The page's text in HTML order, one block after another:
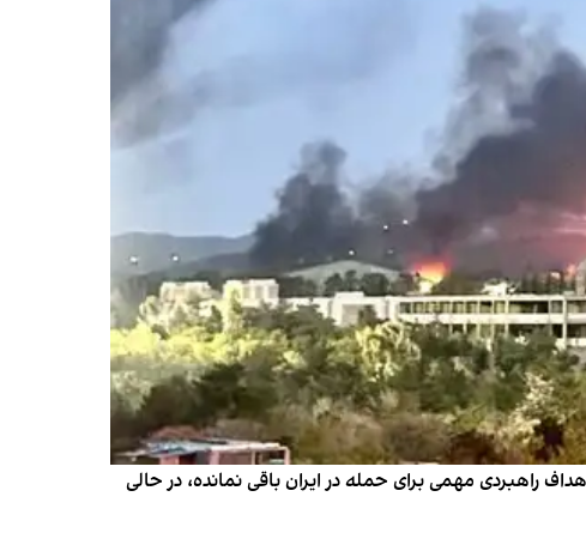
راهبردی مهمی برای حمله در ایران باقی نمانده، در حالی